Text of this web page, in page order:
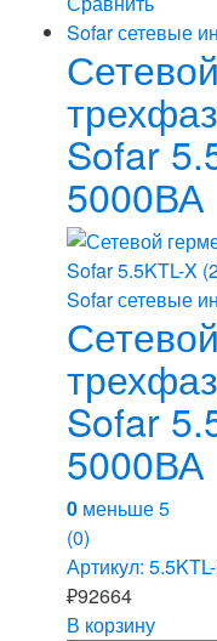
Sofar сетевые
Sofar
5000ВА
Sofar сетевые
Sofar
5000ВА
0 меньше 5
(0)
Артикул:
₽92664
В корзину